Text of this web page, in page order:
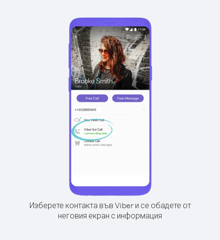
Изберете контакта във Viber и се обадете от
неговия екран с информация